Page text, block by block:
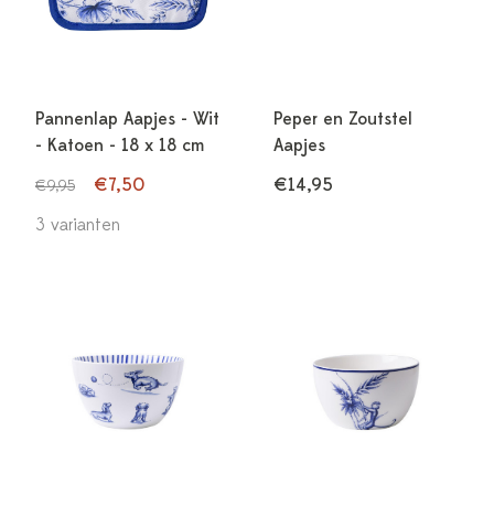
Pannenlap Aapjes - Wit
- Katoen - 18 x 18 cm
€9,95
€7,50
3 varianten
Peper en Zoutstel
Aapjes
€14,95